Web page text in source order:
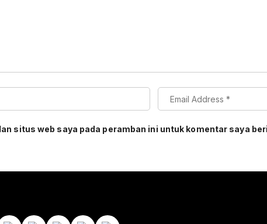
situs web saya pada peramban ini untuk komentar saya